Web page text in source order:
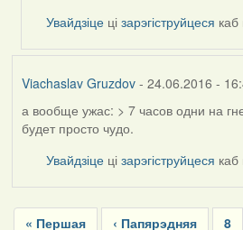
Увайдзіце цізарэгіструйцеся каб
Viachaslav Gruzdov- 24.06.2016 -
а вообще ужас: > 7 часов одни на
будет просто чудо.
Увайдзіце цізарэгіструйцеся каб
Pagination
First
« Першая
Previous
‹ Папярэдняя 8